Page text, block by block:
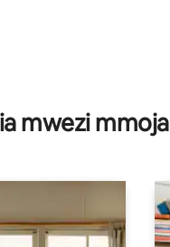
5, tathmini 17
mwezi mmoja